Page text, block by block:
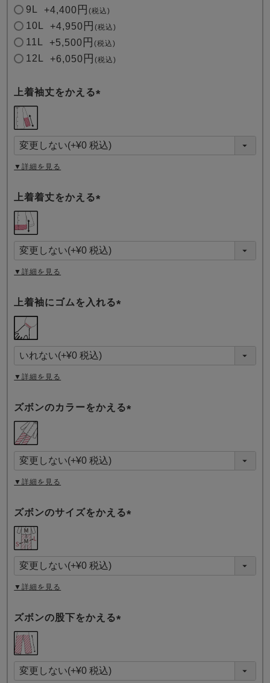
9L +4,400 税込
10L +4,950 税込
11L +5,500 税込
12L +6,050 税込
上着袖丈をかえる
須
)
▼詳細を見る
上着着丈をかえる
須
)
▼詳細を見る
上着袖にゴムを入れる
須
)
▼詳細を見る
ズボンのカラーをかえる
須
)
▼詳細を見る
ズボンのサイズをかえる
須
)
▼詳細を見る
ズボンの股下をかえる
須
)